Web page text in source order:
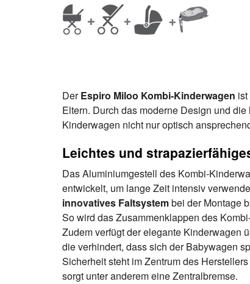
DerEspiro Miloo Kombi-Kinderwagen
Eltern. Durch das moderne Design und
Kinderwagen nicht nur optisch
Leichtes und
Das Aluminiumgestell des Kombi-
entwickelt, um lange Zeit intensiv
innovatives Faltsystembei der Montage
So wird das Zusammenklappen des
Zudem verfügt der elegante Kinderwagen
die verhindert, dass sich der Babywagen
Sicherheit steht im Zentrum des
sorgt unter anderem eine Zentralbremse.